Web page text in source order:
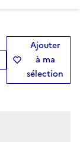
Ajouter
à ma
sélection